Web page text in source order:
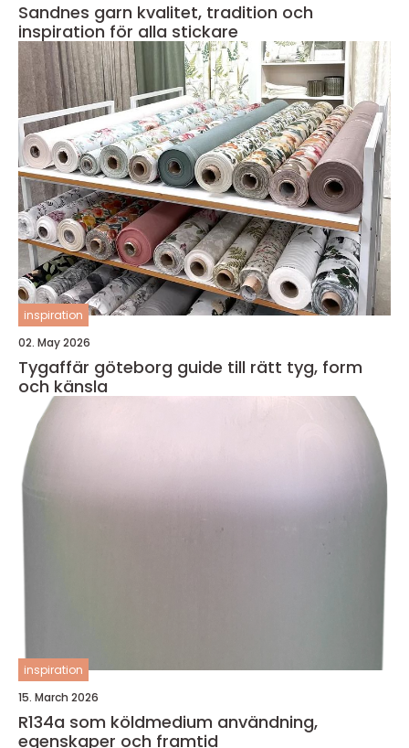
Sandnes garn kvalitet, tradition och
inspiration för alla stickare
inspiration
02. May 2026
Tygaffär göteborg guide till rätt tyg, form
och känsla
inspiration
15. March 2026
R134a som köldmedium användning,
egenskaper och framtid